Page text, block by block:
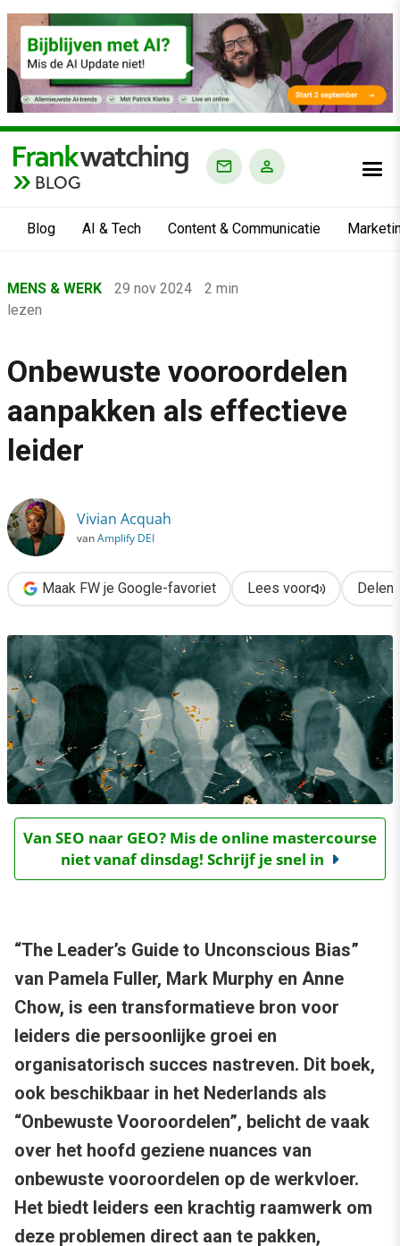
BLOG
Blog AI & Tech Content & Communicatie
›
Mens & Werk
›
Onbewuste vooroordelen aanpakken als effectieve leider
MENS & WERK 29 nov 2024
2 min
lezen
Onbewuste vooroordelen
aanpakken als effectieve
leider
Vivian Acquah
vanAmplify DEI
Maak FW je Google-favoriet Lees voor Delen
Van SEO naar GEO? Mis de online mastercourse
niet vanaf dinsdag! Schrijf je snel in
“The Leader’s Guide to Unconscious Bias”
van Pamela Fuller, Mark Murphy en Anne
Chow, is een transformatieve bron voor
leiders die persoonlijke groei en
organisatorisch succes nastreven. Dit boek,
ook beschikbaar in het Nederlands als
“Onbewuste Vooroordelen”, belicht de vaak
over het hoofd geziene nuances van
onbewuste vooroordelen op de werkvloer.
Het biedt leiders een krachtig raamwerk om
deze problemen direct aan te pakken,